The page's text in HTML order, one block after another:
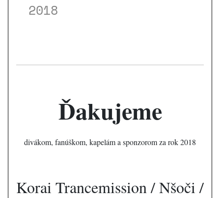
2018
Ďakujeme
divákom, fanúškom, kapelám a sponzorom za rok 2018
Korai Trancemission / Nšoči /